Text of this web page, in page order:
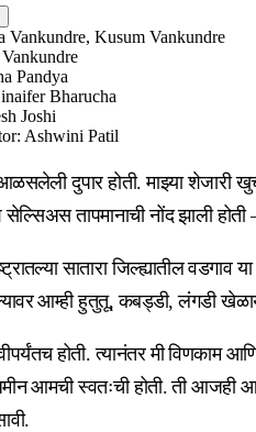
Vankundre, Kusum Vankundre
Pandya
Bharucha
Joshi
: Ashwini Patil
दुपार होती. माझ्या शेजारी
तापमानाची नोंद झाली होती
सातारा जिल्ह्यातील
आम्ही हुतुतू, कबड्डी, लंगडी
होती. त्यानंतर मी विणकाम
आमची स्वतःची होती. ती